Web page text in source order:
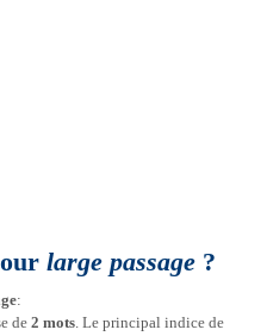
large passage ?
:
de 2 mots. Le principal indice de